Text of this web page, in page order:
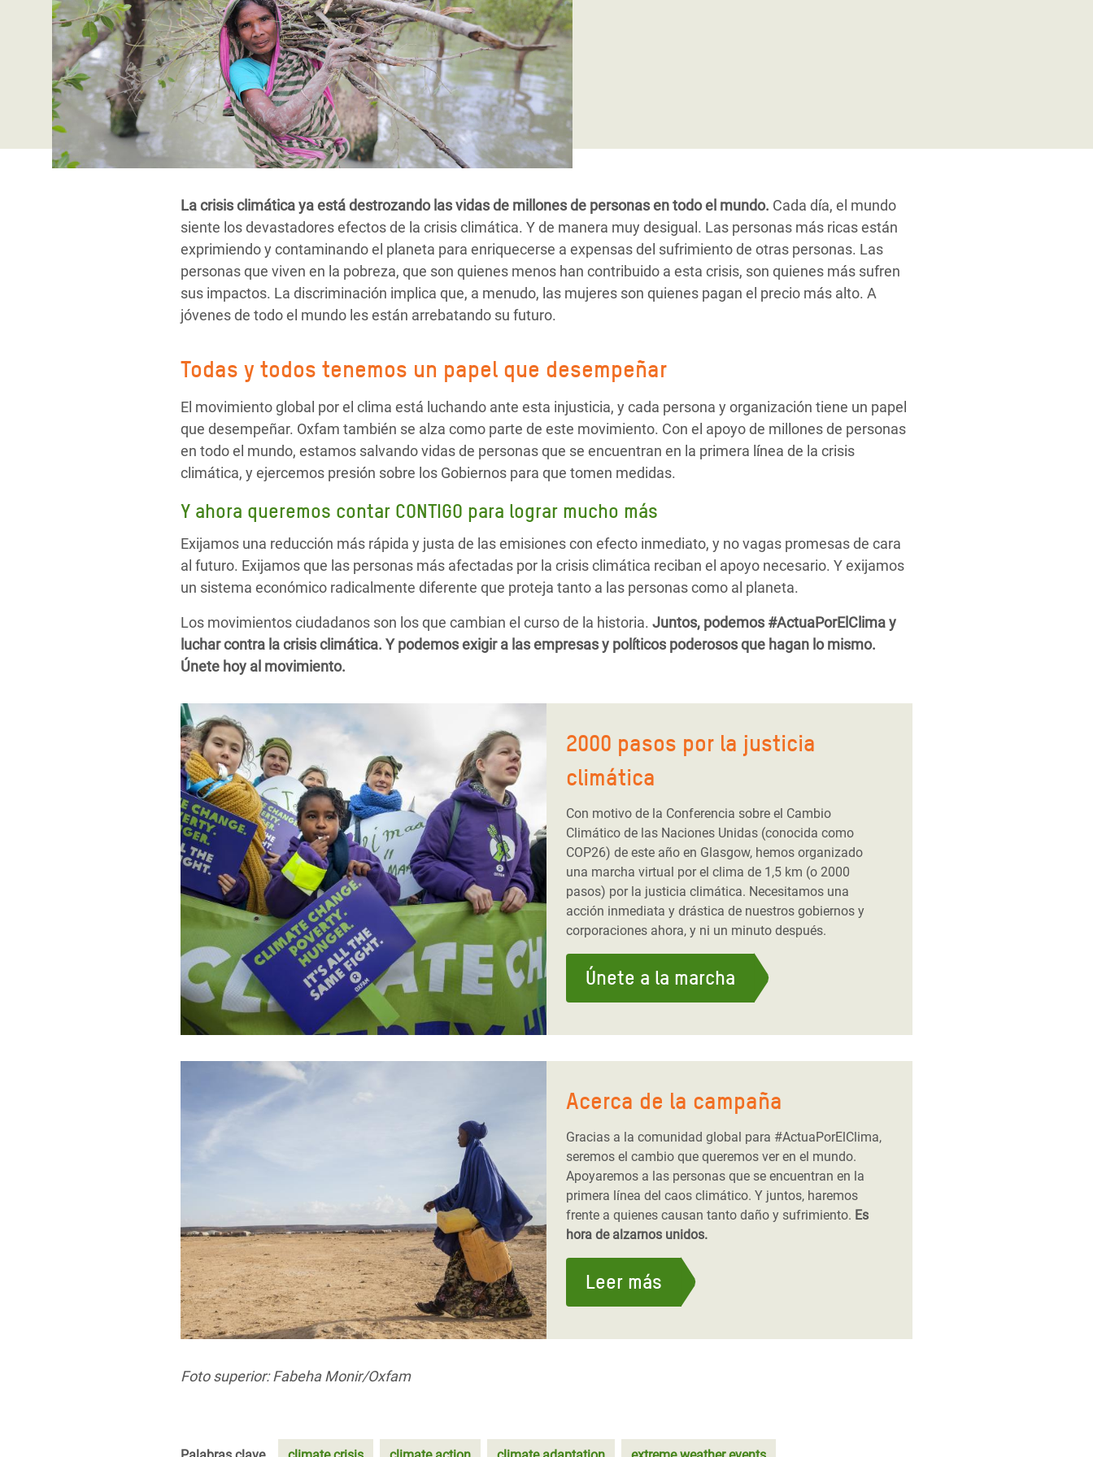
Conflictos y Desastres
Desigualdad Extrema y
Servicios Sociales Básicos
Inequality and Rights in a
Digital Age
Crisis Climática y Alimentaria
en África Oriental
Crisis de Personas Refugiadas
en Sudán del Sur
Crisis de Refugiados Rohinyá
en Bangladesh
Crisis en Yemen
#ActuaPorElClima
Erradiquemos el Sufrimiento Humano que
se Oculta tras los Alimentos
¡Basta! Acabemos con las violencias contra
mujeres y niñas
ayuda
a
la
navegación
La crisis climática ya está destrozando las vidas de millones de personas en todo el mundo. Cada día, el mundo
siente los devastadores efectos de la crisis climática. Y de manera muy desigual. Las personas más ricas están
exprimiendo y contaminando el planeta para enriquecerse a expensas del sufrimiento de otras personas. Las
personas que viven en la pobreza, que son quienes menos han contribuido a esta crisis, son quienes más sufren
sus impactos. La discriminación implica que, a menudo, las mujeres son quienes pagan el precio más alto. A
jóvenes de todo el mundo les están arrebatando su futuro.
Todas y todos tenemos un papel que desempeñar
El movimiento global por el clima está luchando ante esta injusticia, y cada persona y organización tiene un papel
que desempeñar. Oxfam también se alza como parte de este movimiento. Con el apoyo de millones de personas
en todo el mundo, estamos salvando vidas de personas que se encuentran en la primera línea de la crisis
climática, y ejercemos presión sobre los Gobiernos para que tomen medidas.
Y ahora queremos contar CONTIGO para lograr mucho más
Exijamos una reducción más rápida y justa de las emisiones con efecto inmediato, y no vagas promesas de cara
al futuro. Exijamos que las personas más afectadas por la crisis climática reciban el apoyo necesario. Y exijamos
un sistema económico radicalmente diferente que proteja tanto a las personas como al planeta.
Los movimientos ciudadanos son los que cambian el curso de la historia. Juntos, podemos #ActuaPorElClima y
luchar contra la crisis climática. Y podemos exigir a las empresas y políticos poderosos que hagan lo mismo.
Únete hoy al movimiento.
2000 pasos por la justicia
climática
Con motivo de la Conferencia sobre el Cambio
Climático de las Naciones Unidas (conocida como
COP26) de este año en Glasgow, hemos organizado
una marcha virtual por el clima de 1,5 km (o 2000
pasos) por la justicia climática. Necesitamos una
acción inmediata y drástica de nuestros gobiernos y
corporaciones ahora, y ni un minuto después.
Únete a la marcha
Acerca de la campaña
Gracias a la comunidad global para #ActuaPorElClima,
seremos el cambio que queremos ver en el mundo.
Apoyaremos a las personas que se encuentran en la
primera línea del caos climático. Y juntos, haremos
frente a quienes causan tanto daño y sufrimiento. Es
hora de alzarnos unidos.
Leer más
Foto superior: Fabeha Monir/Oxfam